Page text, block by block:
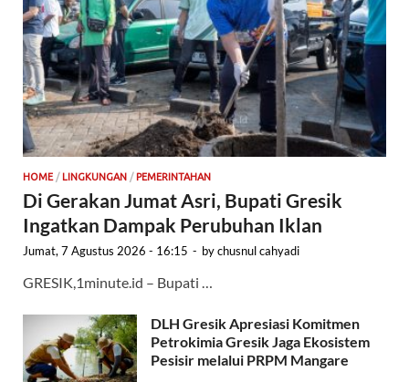
HOME / LINGKUNGAN / PEMERINTAHAN
Di Gerakan Jumat Asri, Bupati Gresik
Ingatkan Dampak Perubuhan Iklan
Jumat, 7 Agustus 2026 - 16:15 - bychusnul cahyadi
GRESIK,1minute.id – Bupati …
DLH Gresik Apresiasi Komitmen
Petrokimia Gresik Jaga Ekosistem
Pesisir melalui PRPM Mangare